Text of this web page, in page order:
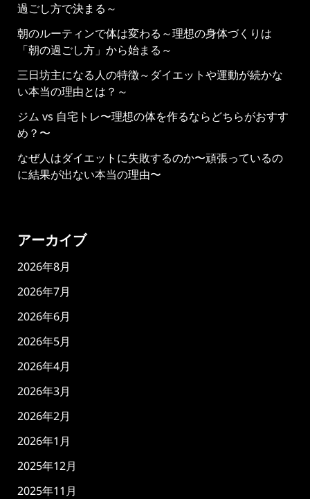
過ごし方で決まる～
朝のルーティンで体は変わる～理想の身体づくりは
「朝の過ごし方」から始まる～
三日坊主になる人の特徴～ダイエットや運動が続かな
い本当の理由とは？～
ジム vs 自宅トレ〜理想の体を作るならどちらがおすす
め？〜
なぜ人はダイエットに失敗するのか〜頑張っているの
に結果が出ない本当の理由〜
アーカイブ
2026年8月
2026年7月
2026年6月
2026年5月
2026年4月
2026年3月
2026年2月
2026年1月
2025年12月
2025年11月